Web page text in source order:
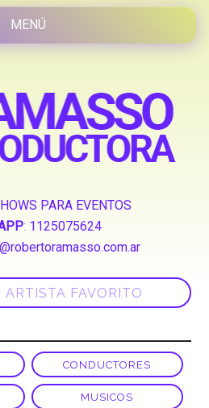
PARA EVENTOS
: 1125075624
CONDUCTORES
MUSICOS